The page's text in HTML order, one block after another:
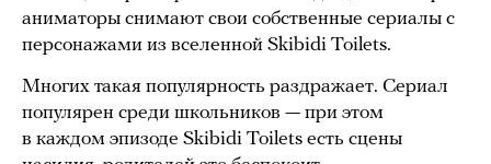
аниматоры снимают свои собственные сериалы с
персонажами из вселенной Skibidi Toilets.
Многих такая популярность раздражает. Сериал
популярен среди школьников — при этом
в каждом эпизоде Skibidi Toilets есть сцены